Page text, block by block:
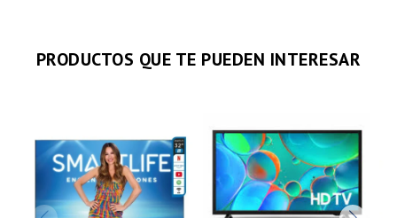
PRODUCTOS QUE TE PUEDEN INTERESAR